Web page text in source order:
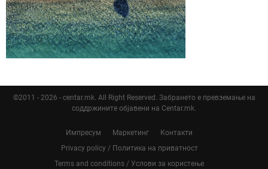
©2011 - 2026 - centar.mk. All Right Reserved. Забрането е превземање на
соддржините објавени на Centar.mk.
Импресум Маркетинг
Контакти
Privacy policy / Политика на приватност
Terms and conditions / Услови за користење